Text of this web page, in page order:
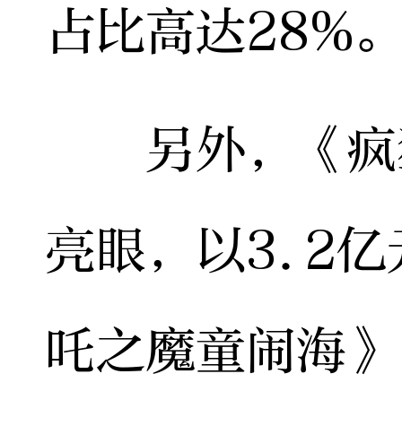
占比高达28%
另外，《疯
亮眼，以3.2亿
吒之魔童闹海